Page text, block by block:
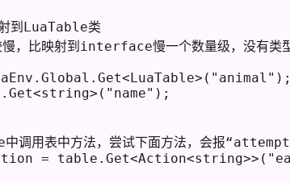
到LuaTable类
慢，比映射到interface慢一个数量级，没有类
中调用表中方法，尝试下面方法，会报
=